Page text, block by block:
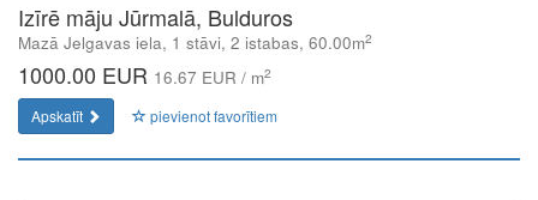
Izīrē māju Jūrmalā, Bulduros
Mazā Jelgavas iela, 1 stāvi, 2 istabas, 60.00m2
1000.00 EUR 16.67 EUR / m2
Apskatīt pievienot favorītiem